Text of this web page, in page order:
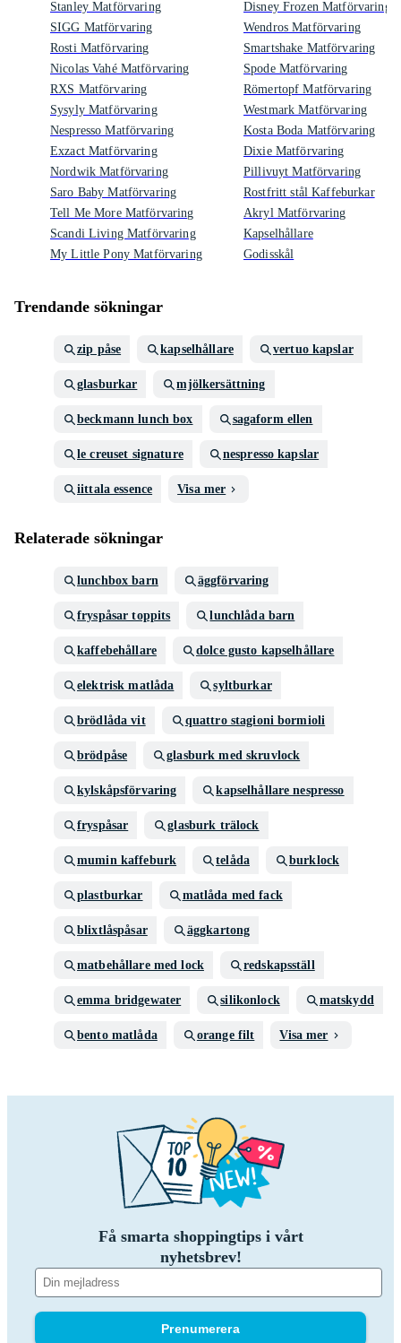
Stanley Matförvaring
SIGG Matförvaring
Rosti Matförvaring
Nicolas Vahé Matförvaring
RXS Matförvaring
Sysyly Matförvaring
Nespresso Matförvaring
Exzact Matförvaring
Nordwik Matförvaring
Saro Baby Matförvaring
Tell Me More Matförvaring
Scandi Living Matförvaring
My Little Pony Matförvaring
Disney Frozen Matförvaring
Wendros Matförvaring
Smartshake Matförvaring
Spode Matförvaring
Römertopf Matförvaring
Westmark Matförvaring
Kosta Boda Matförvaring
Dixie Matförvaring
Pillivuyt Matförvaring
Rostfritt stål Kaffeburkar
Akryl Matförvaring
Kapselhållare
Godisskål
Trendande sökningar
zip påse kapselhållare vertuo kapslar
glasburkar mjölkersättning
beckmann lunch box sagaform ellen
le creuset signature nespresso kapslar
iittala essence Visa mer
Relaterade sökningar
lunchbox barn äggförvaring
fryspåsar toppits lunchlåda barn
kaffebehållare dolce gusto kapselhållare
elektrisk matlåda syltburkar
brödlåda vit quattro stagioni bormioli
brödpåse glasburk med skruvlock
kylskåpsförvaring kapselhållare nespresso
fryspåsar glasburk trälock
mumin kaffeburk telåda burklock
plastburkar matlåda med fack
blixtlåspåsar äggkartong
matbehållare med lock redskapsställ
emma bridgewater silikonlock matskydd
bento matlåda orange filt Visa mer
Få smarta shoppingtips i vårt
nyhetsbrev!
Prenumerera